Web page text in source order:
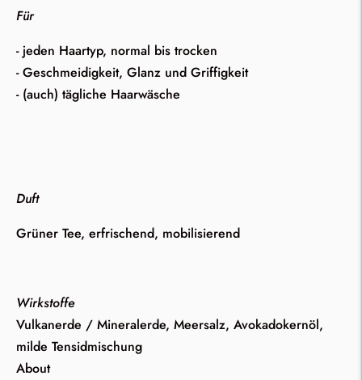
Für
- jeden Haartyp, normal bis trocken
- Geschmeidigkeit, Glanz und Griffigkeit
- (auch) tägliche Haarwäsche
Duft
Grüner Tee, erfrischend, mobilisierend
Wirkstoffe
Vulkanerde / Mineralerde, Meersalz, Avokadokernöl,
milde Tensidmischung
About